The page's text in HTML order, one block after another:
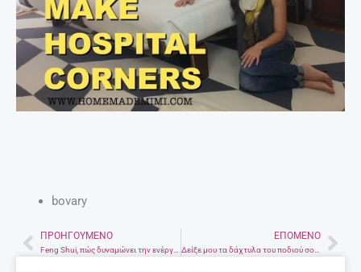
bovary
PrevΠΡΟΗΓΟΎΜΕΝΟ
Feng Shui, πώς δυναμώνει την ενέργεια του σπιτιού μας
ΕΠΌΜΕΝΟ
Δείξε μου τα δάχτυλα του ποδιού σου: Τι φανερώνει το σχήμα τους